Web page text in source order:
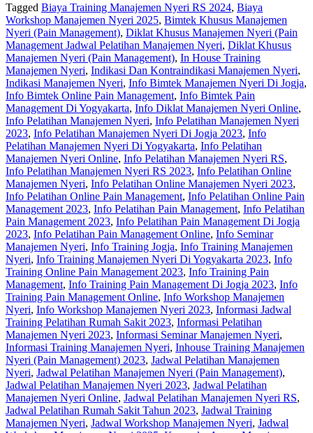
Tagged Biaya Training Manajemen Nyeri RS 2024, Biaya
Workshop Manajemen Nyeri 2025, Bimtek Khusus Manajemen
Nyeri (Pain Management), Diklat Khusus Manajemen Nyeri (Pain
Management Jadwal Pelatihan Manajemen Nyeri, Diklat Khusus
Manajemen Nyeri (Pain Management), In House Training
Manajemen Nyeri, Indikasi Dan Kontraindikasi Manajemen Nyeri,
Indikasi Manajemen Nyeri, Info Bimtek Manajemen Nyeri Di Jogja,
Info Bimtek Online Pain Management, Info Bimtek Pain
Management Di Yogyakarta, Info Diklat Manajemen Nyeri Online,
Info Pelatihan Manajemen Nyeri, Info Pelatihan Manajemen Nyeri
2023, Info Pelatihan Manajemen Nyeri Di Jogja 2023, Info
Pelatihan Manajemen Nyeri Di Yogyakarta, Info Pelatihan
Manajemen Nyeri Online, Info Pelatihan Manajemen Nyeri RS,
Info Pelatihan Manajemen Nyeri RS 2023, Info Pelatihan Online
Manajemen Nyeri, Info Pelatihan Online Manajemen Nyeri 2023,
Info Pelatihan Online Pain Management, Info Pelatihan Online Pain
Management 2023, Info Pelatihan Pain Management, Info Pelatihan
Pain Management 2023, Info Pelatihan Pain Management Di Jogja
2023, Info Pelatihan Pain Management Online, Info Seminar
Manajemen Nyeri, Info Training Jogja, Info Training Manajemen
Nyeri, Info Training Manajemen Nyeri Di Yogyakarta 2023, Info
Training Online Pain Management 2023, Info Training Pain
Management, Info Training Pain Management Di Jogja 2023, Info
Training Pain Management Online, Info Workshop Manajemen
Nyeri, Info Workshop Manajemen Nyeri 2023, Informasi Jadwal
Training Pelatihan Rumah Sakit 2023, Informasi Pelatihan
Manajemen Nyeri 2023, Informasi Seminar Manajemen Nyeri,
Informasi Training Manajemen Nyeri, Inhouse Training Manajemen
Nyeri (Pain Management) 2023, Jadwal Pelatihan Manajemen
Nyeri, Jadwal Pelatihan Manajemen Nyeri (Pain Management),
Jadwal Pelatihan Manajemen Nyeri 2023, Jadwal Pelatihan
Manajemen Nyeri Online, Jadwal Pelatihan Manajemen Nyeri RS,
Jadwal Pelatihan Rumah Sakit Tahun 2023, Jadwal Training
Manajemen Nyeri, Jadwal Workshop Manajemen Nyeri, Jadwal